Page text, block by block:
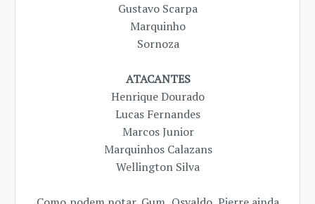
Gustavo Scarpa
Marquinho
Sornoza
ATACANTES
Henrique Dourado
Lucas Fernandes
Marcos Junior
Marquinhos Calazans
Wellington Silva